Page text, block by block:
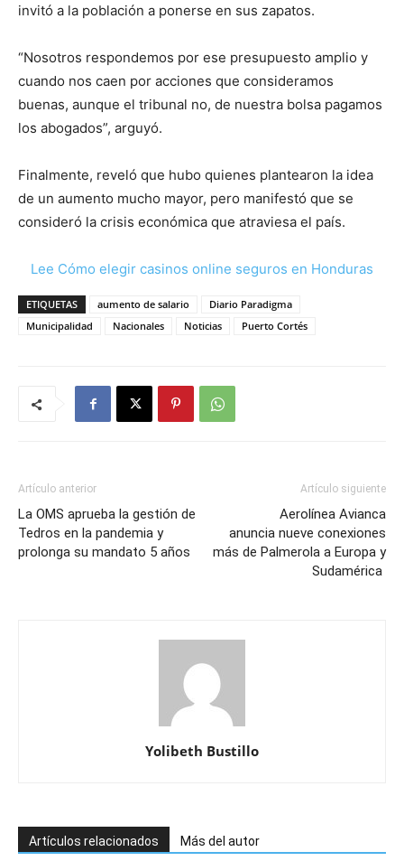
invitó a la población a ponerse en sus zapatos.
“Nosotros respondemos por ese presupuesto amplio y
cuando nos caen por acciones que consideramos
buenas, aunque el tribunal no, de nuestra bolsa pagamos
los abogados”, arguyó.
Finalmente, reveló que hubo quienes plantearon la idea
de un aumento mucho mayor, pero manifestó que se
consideró la crisis económica que atraviesa el país.
Lee Cómo elegir casinos online seguros en Honduras
ETIQUETAS aumento de salario
Diario Paradigma
Municipalidad
Nacionales Noticias Puerto Cortés
Artículo anterior
La OMS aprueba la gestión de
Tedros en la pandemia y
prolonga su mandato 5 años
Artículo siguiente
Aerolínea Avianca
anuncia nueve conexiones
más de Palmerola a Europa y
Sudamérica
Yolibeth Bustillo
Artículos relacionados Más del autor